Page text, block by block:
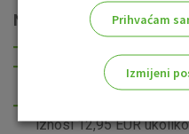
Naknade
Mjesečna članarina za
se terećenjem tekućeg
iznosi 12,95 EUR
Prihvaćam
Izmijeni